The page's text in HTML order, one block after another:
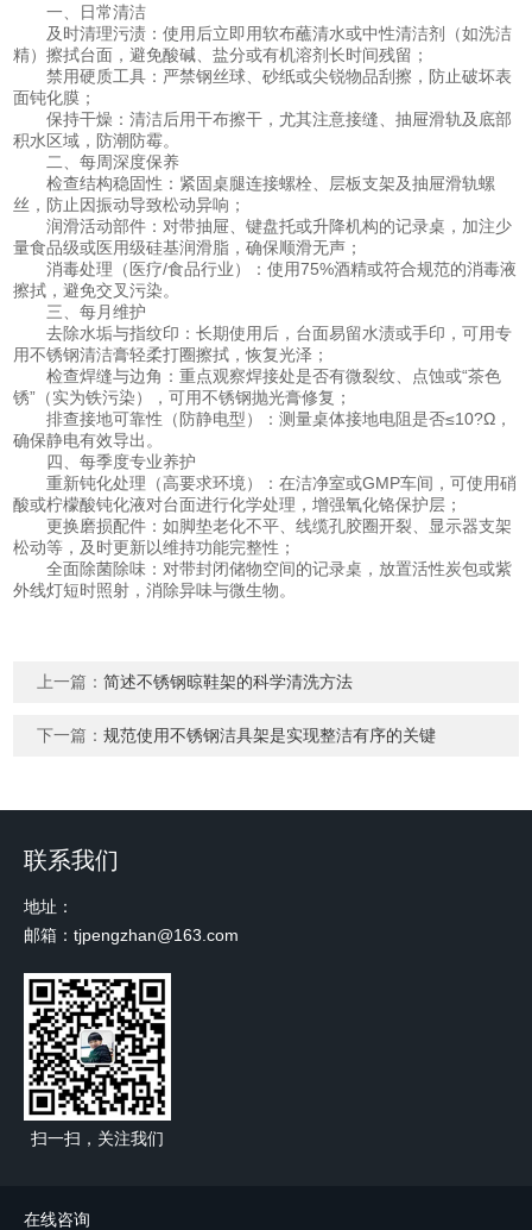
一、日常清洁
及时清理污渍：使用后立即用软布蘸清水或中性清洁剂（如洗洁
精）擦拭台面，避免酸碱、盐分或有机溶剂长时间残留；
禁用硬质工具：严禁钢丝球、砂纸或尖锐物品刮擦，防止破坏表
面钝化膜；
保持干燥：清洁后用干布擦干，尤其注意接缝、抽屉滑轨及底部
积水区域，防潮防霉。
二、每周深度保养
检查结构稳固性：紧固桌腿连接螺栓、层板支架及抽屉滑轨螺
丝，防止因振动导致松动异响；
润滑活动部件：对带抽屉、键盘托或升降机构的记录桌，加注少
量食品级或医用级硅基润滑脂，确保顺滑无声；
消毒处理（医疗/食品行业）：使用75%酒精或符合规范的消毒液
擦拭，避免交叉污染。
三、每月维护
去除水垢与指纹印：长期使用后，台面易留水渍或手印，可用专
用不锈钢清洁膏轻柔打圈擦拭，恢复光泽；
检查焊缝与边角：重点观察焊接处是否有微裂纹、点蚀或“茶色
锈”（实为铁污染），可用不锈钢抛光膏修复；
排查接地可靠性（防静电型）：测量桌体接地电阻是否≤10?Ω，
确保静电有效导出。
四、每季度专业养护
重新钝化处理（高要求环境）：在洁净室或GMP车间，可使用硝
酸或柠檬酸钝化液对台面进行化学处理，增强氧化铬保护层；
更换磨损配件：如脚垫老化不平、线缆孔胶圈开裂、显示器支架
松动等，及时更新以维持功能完整性；
全面除菌除味：对带封闭储物空间的记录桌，放置活性炭包或紫
外线灯短时照射，消除异味与微生物。
上一篇：简述不锈钢晾鞋架的科学清洗方法
下一篇：规范使用不锈钢洁具架是实现整洁有序的关键
联系我们
地址：
邮箱：tjpengzhan@163.com
扫一扫，关注我们
在线咨询